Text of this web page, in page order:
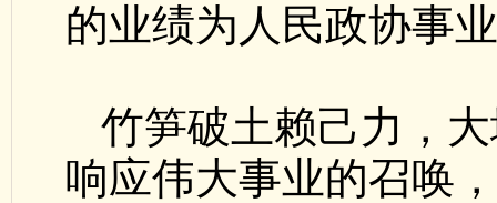
的业绩为人民政协事
竹笋破土赖己力，
响应伟大事业的召唤